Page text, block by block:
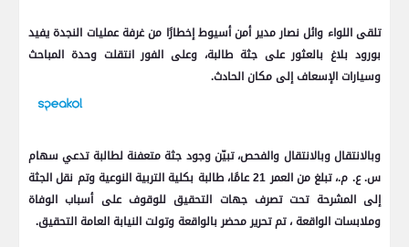
تلقى اللواء وائل نصار مدير أمن أسيوط إخطارًا من غرفة عمليات النجدة يفيد
بورود بلاغ بالعثور على جثة طالبة، وعلى الفور انتقلت وحدة المباحث
وسيارات الإسعاف إلى مكان الحادث.
وبالانتقال وبالانتقال والفحص، تبيّن وجود جثة متعفنة لطالبة تدعي سهام
س. ع. م.، تبلغ من العمر 21 عامًا، طالبة بكلية التربية النوعية وتم نقل الجثة
إلى المشرحة تحت تصرف جهات التحقيق للوقوف على أسباب الوفاة
وملابسات الواقعة ، تم تحرير محضر بالواقعة وتولت النيابة العامة التحقيق.